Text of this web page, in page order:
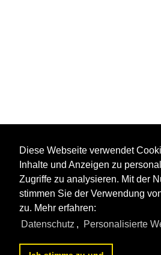
Diese Webseite verwendet
Inhalte und Anzeigen zu
Zugriffe zu analysieren. Mit der
stimmen Sie der Verwendung
zu. Mehr erfahren:
Datenschutz , Personalisierte